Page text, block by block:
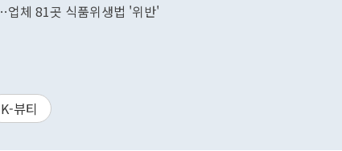
체 81곳 식품위생법 '위반'
K-뷰티